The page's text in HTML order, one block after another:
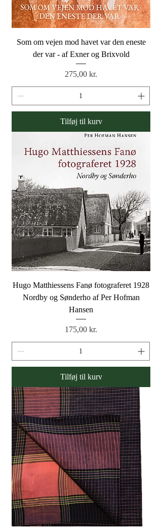
Som om vejen mod havet var den eneste
der var - af Exner og Brixvold
Pris
275,00 kr.
Tilføj til kurv
Hugo Matthiessens Fanø fotograferet 1928
Nordby og Sønderho af Per Hofman
Hansen
Pris
175,00 kr.
Tilføj til kurv